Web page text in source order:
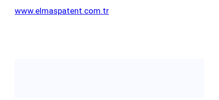
www.elmaspatent.com.tr